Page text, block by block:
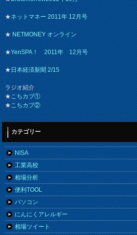
★ネットマネー 2011年 12月号
★NETMONEY オンライン
★YenSPA！ 2011年 12月号
★日本経済新聞 2/15
ラジオ紹介
★こちカブ①
★こちカブ②
カテゴリー
NISA
工業高校
相場分析
便利TOOL
パソコン
にんにくアレルギー
相場ツイート